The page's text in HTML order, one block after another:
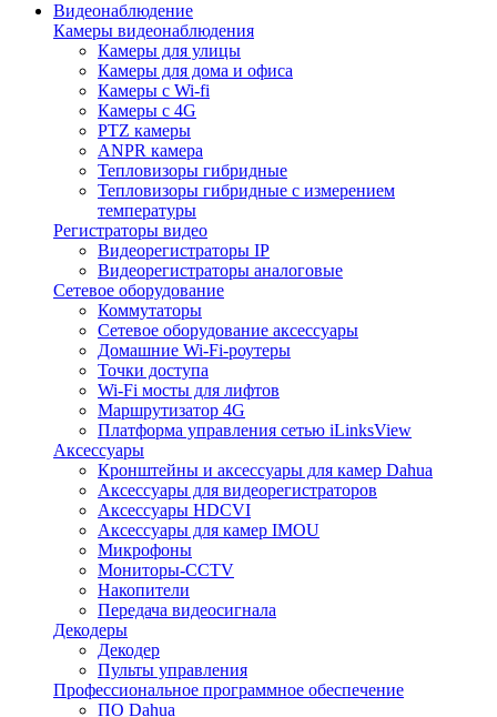
Видеонаблюдение
Камеры видеонаблюдения
Камеры для улицы
Камеры для дома и офиса
Камеры с Wi-fi
Камеры с 4G
PTZ камеры
ANPR камера
Тепловизоры гибридные
Тепловизоры гибридные c измерением
температуры
Регистраторы видео
Видеорегистраторы IP
Видеорегистраторы аналоговые
Сетевое оборудование
Коммутаторы
Сетевое оборудование аксессуары
Домашние Wi-Fi-роутеры
Точки доступа
Wi-Fi мосты для лифтов
Маршрутизатор 4G
Платформа управления сетью iLinksView
Аксессуары
Кронштейны и аксессуары для камер Dahua
Аксессуары для видеорегистраторов
Аксессуары HDCVI
Аксессуары для камер IMOU
Микрофоны
Мониторы-CCTV
Накопители
Передача видеосигнала
Декодеры
Декодер
Пульты управления
Профессиональное программное обеспечение
ПО Dahua